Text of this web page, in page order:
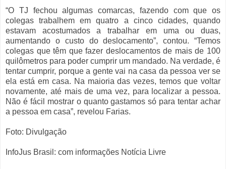
“O TJ fechou algumas comarcas, fazendo com que os
colegas trabalhem em quatro a cinco cidades, quando
estavam acostumados a trabalhar em uma ou duas,
aumentando o custo do deslocamento”, contou. “Temos
colegas que têm que fazer deslocamentos de mais de 100
quilômetros para poder cumprir um mandado. Na verdade, é
tentar cumprir, porque a gente vai na casa da pessoa ver se
ela está em casa. Na maioria das vezes, temos que voltar
novamente, até mais de uma vez, para localizar a pessoa.
Não é fácil mostrar o quanto gastamos só para tentar achar
a pessoa em casa”, revelou Farias.
Foto: Divulgação
InfoJus Brasil: com informações Notícia Livre